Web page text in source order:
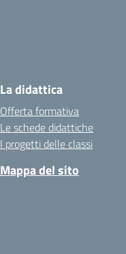
La didattica
Offerta formativa
Le schede didattiche
I progetti delle classi
Mappa del sito